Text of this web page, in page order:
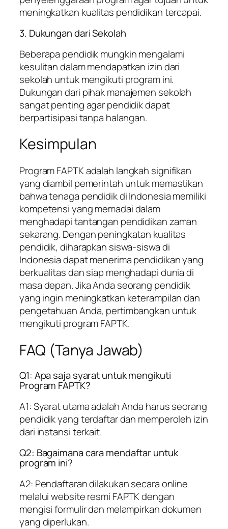
meningkatkan kualitas pendidikan tercapai.
3. Dukungan dari Sekolah
Beberapa pendidik mungkin mengalami
kesulitan dalam mendapatkan izin dari
sekolah untuk mengikuti program ini.
Dukungan dari pihak manajemen sekolah
sangat penting agar pendidik dapat
berpartisipasi tanpa halangan.
Kesimpulan
Program FAPTK adalah langkah signifikan
yang diambil pemerintah untuk memastikan
bahwa tenaga pendidik di Indonesia memiliki
kompetensi yang memadai dalam
menghadapi tantangan pendidikan zaman
sekarang. Dengan peningkatan kualitas
pendidik, diharapkan siswa-siswa di
Indonesia dapat menerima pendidikan yang
berkualitas dan siap menghadapi dunia di
masa depan. Jika Anda seorang pendidik
yang ingin meningkatkan keterampilan dan
pengetahuan Anda, pertimbangkan untuk
mengikuti program FAPTK.
FAQ (Tanya Jawab)
Q1: Apa saja syarat untuk mengikuti
Program FAPTK?
A1: Syarat utama adalah Anda harus seorang
pendidik yang terdaftar dan memperoleh izin
dari instansi terkait.
Q2: Bagaimana cara mendaftar untuk
program ini?
A2: Pendaftaran dilakukan secara online
melalui website resmi FAPTK dengan
mengisi formulir dan melampirkan dokumen
yang diperlukan.